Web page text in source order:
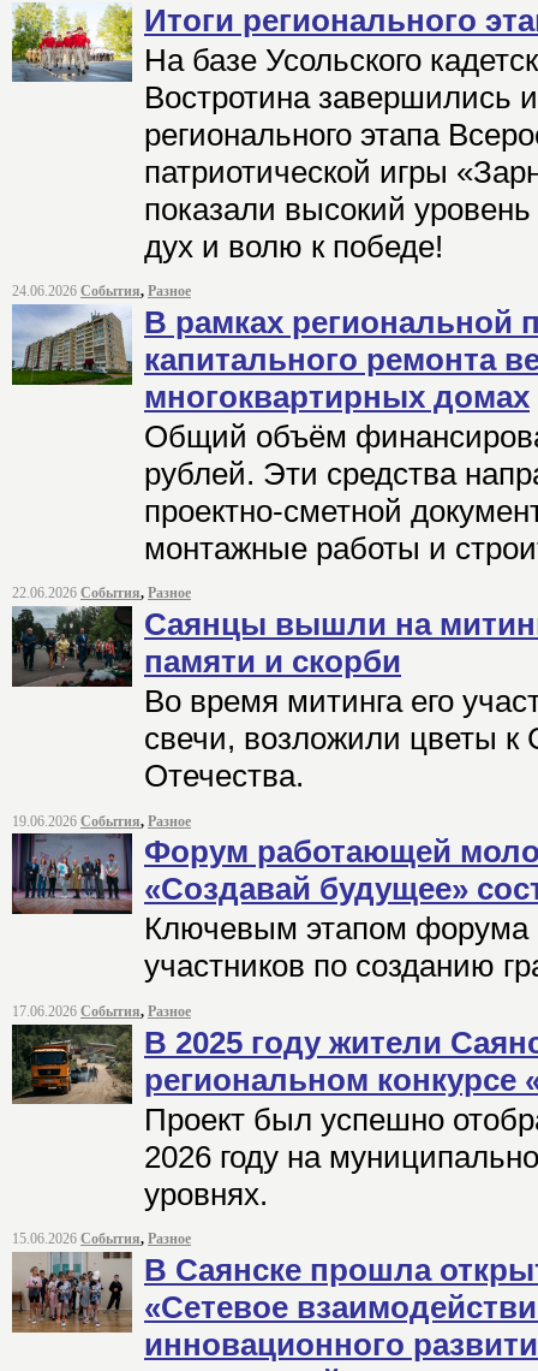
Итоги регионального
На базе Усольского
Востротина завершились
регионального этапа
патриотической игры
показали высокий
дух и волю к победе!
24.06.2026 События, Разное
В рамках региональной
капитального ремонта
многоквартирных домах
Общий объём
рублей. Эти средства
проектно-сметной
монтажные работы и
22.06.2026 События, Разное
Саянцы вышли на
памяти и скорби
Во время митинга его
свечи, возложили цветы к
Отечества.
19.06.2026 События, Разное
Форум работающей
«Создавай будущее»
Ключевым этапом форума
участников по созданию
17.06.2026 События, Разное
В 2025 году жители
региональном конкурсе
Проект был успешно
2026 году на
уровнях.
15.06.2026 События, Разное
В Саянске прошла
«Сетевое
инновационного